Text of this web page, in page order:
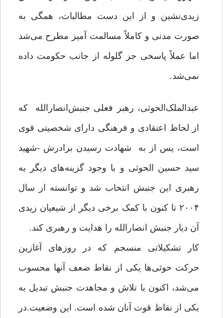
زیدی‌نشین و از این دست مطالبات، همگی به
صورت مدنی و کاملاً مسالمت آمیز مطرح می‌شد
اما عملاً پاسخی جز گلوله از جانب حکومت داده
نمی‌شد.
عبدالملک‌الحوثی، رهبر فعلی جنبش‌انصارالله که
از لحاظ اعتقادی و فرهنگی دارای شخصیتی قوی
است، پس از به شهادت رسیدن برادرش -شهید
سید حسین الحوثی و با وجود گزینه‌های دیگر به
رهبری این جنبش انتخاب شد و توانسته از سال
۲۰۰۴ تا کنون با کمک برخی دیگر از شیعیان زیدی
آن دیار جنبش انصارالله را هدایت و رهبری کند.
کار تشکیلاتی منسجم که در روزهای آغازین
حرکت حوثی‌ها یکی از نقاط ضعف آنها محسوب
می‌شد، اکنون با تلاش و مجاهدت جنبش تبدیل به
یکی از نقاط قوت آنان شده است. این وضعیت.در